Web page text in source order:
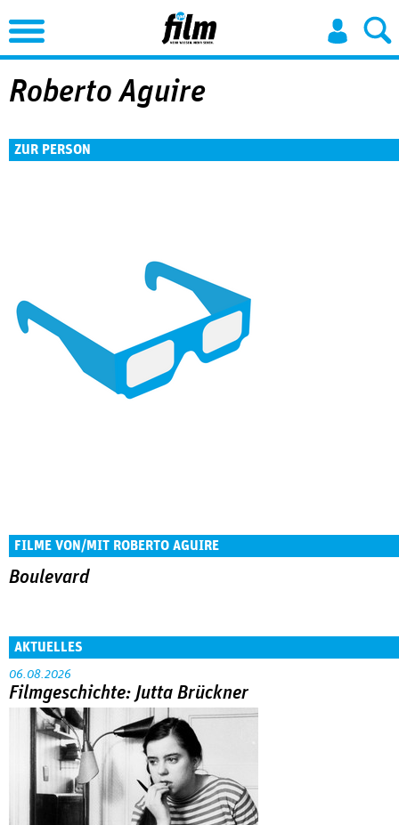
Jump to Navigation
Roberto Aguire
ZUR PERSON
FILME VON/MIT ROBERTO AGUIRE
Boulevard
AKTUELLES
06.08.2026
Filmgeschichte: Jutta Brückner